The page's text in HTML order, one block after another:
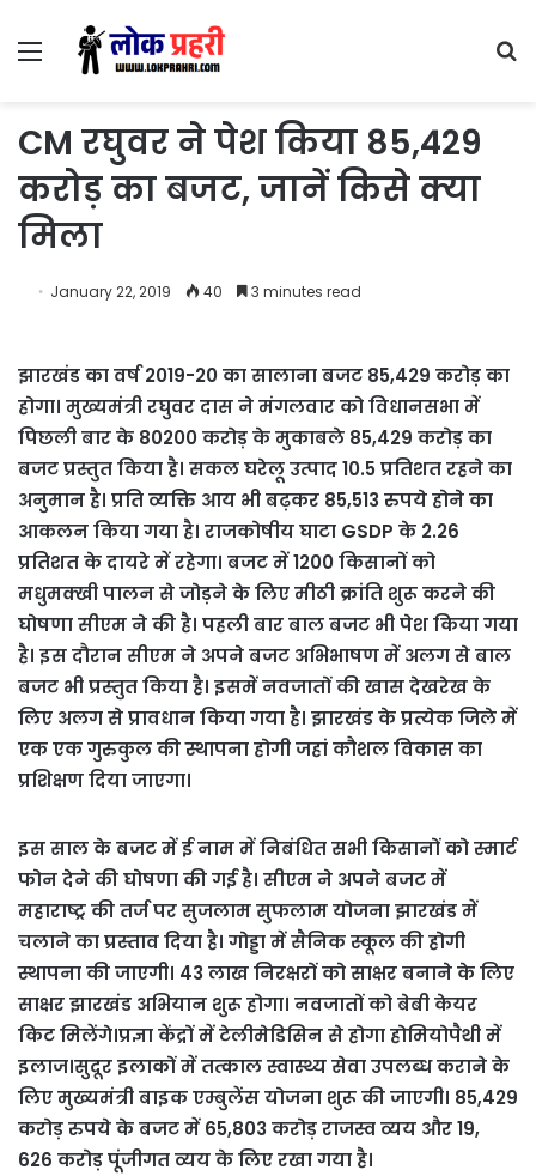
Menu
CM रघुवर ने पेश किया 85,429
करोड़ का बजट, जानें किसे क्‍या
मिला
January 22, 2019 40 3 minutes read
झारखंड का वर्ष 2019-20 का सालाना बजट 85,429 करोड़ का
होगा। मुख्यमंत्री रघुवर दास ने मंगलवार को विधानसभा में
पिछली बार के 80200 करोड़ के मुकाबले 85,429 करोड़ का
बजट प्रस्तुत किया है। सकल घरेलू उत्पाद 10.5 प्रतिशत रहने का
अनुमान है। प्रति व्यक्ति आय भी बढ़कर 85,513 रुपये होने का
आकलन किया गया है। राजकोषीय घाटा GSDP के 2.26
प्रतिशत के दायरे में रहेगा। बजट में 1200 किसानों को
मधुमक्खी पालन से जोड़ने के लिए मीठी क्रांति शुरू करने की
घोषणा सीएम ने की है। पहली बार बाल बजट भी पेश किया गया
है। इस दौरान सीएम ने अपने बजट अभिभाषण में अलग से बाल
बजट भी प्रस्‍तुत किया है। इसमें नवजातों की खास देखरेख के
लिए अलग से प्रावधान किया गया है। झारखंड के प्रत्येक जिले में
एक एक गुरुकुल की स्थापना होगी जहां कौशल विकास का
प्रशिक्षण दिया जाएगा।
इस साल के बजट में ई नाम में निबंधित सभी किसानों को स्मार्ट
फोन देने की घोषणा की गई है। सीएम ने अपने बजट में
महाराष्ट्र की तर्ज पर सुजलाम सुफलाम योजना झारखंड में
चलाने का प्रस्‍ताव दिया है। गोड्डा में सैनिक स्कूल की होगी
स्थापना की जाएगी। 43 लाख निरक्षरों को साक्षर बनाने के लिए
साक्षर झारखंड अभियान शुरू होगा। नवजातों को बेबी केयर
किट मिलेंगे।प्रज्ञा केंद्रों में टेलीमेडिसिन से होगा होमियोपैथी में
इलाज।सुदूर इलाकों में तत्काल स्वास्थ्य सेवा उपलब्ध कराने के
लिए मुख्यमंत्री बाइक एम्बुलेंस योजना शुरू की जाएगी। 85,429
करोड़ रुपये के बजट में 65,803 करोड़ राजस्व व्यय और 19,
626 करोड़ पूंजीगत व्यय के लिए रखा गया है।